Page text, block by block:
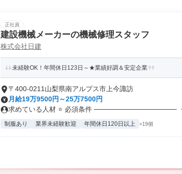
正社員
建設機械メーカーの機械修理スタッフ
株式会社日建
未経験OK！年間休日123日～★業績好調＆安定企業
〒400-0211山梨県南アルプス市上今諏訪
月給19万9500円～25万7500円
求めている人材 ⭐ 必須条件 ─────────────────
制服あり 業界未経験歓迎 年間休日120日以上 +19個